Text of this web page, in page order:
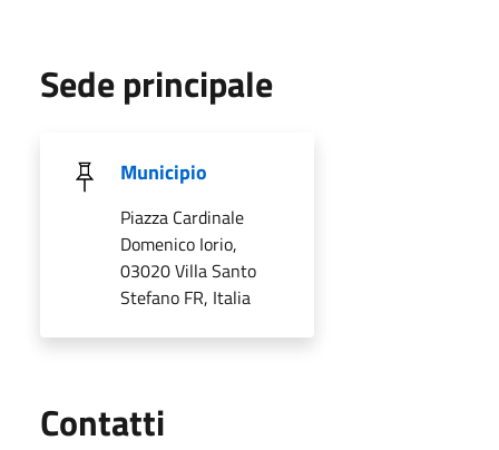
Sede principale
Municipio
Piazza Cardinale
Domenico Iorio,
03020 Villa Santo
Stefano FR, Italia
Contatti